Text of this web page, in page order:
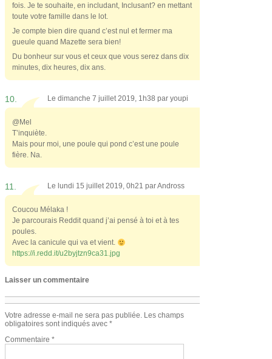
fois. Je te souhaite, en includant, Inclusant? en mettant
toute votre famille dans le lot.
Je compte bien dire quand c’est nul et fermer ma
gueule quand Mazette sera bien!
Du bonheur sur vous et ceux que vous serez dans dix
minutes, dix heures, dix ans.
10. Le dimanche 7 juillet 2019, 1h38 par youpi
@Mel
T’inquiète.
Mais pour moi, une poule qui pond c’est une poule
fière. Na.
11. Le lundi 15 juillet 2019, 0h21 parAndross
Coucou Mélaka !
Je parcourais Reddit quand j’ai pensé à toi et à tes
poules.
Avec la canicule qui va et vient.
https://i.redd.it/u2byjtzn9ca31.jpg
Laisser un commentaire
Votre adresse e-mail ne sera pas publiée. Les champs
obligatoires sont indiqués avec *
Commentaire *